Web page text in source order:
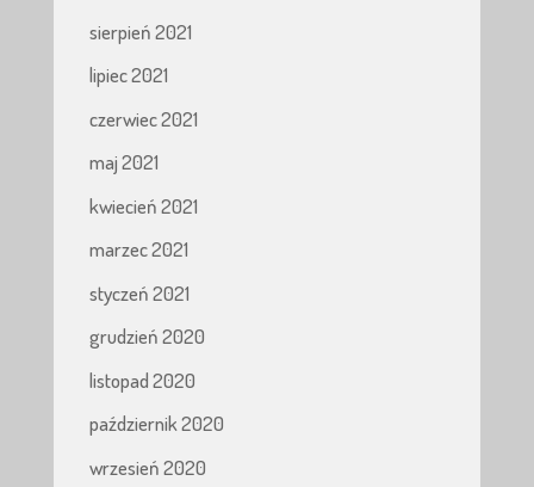
sierpień 2021
lipiec 2021
czerwiec 2021
maj 2021
kwiecień 2021
marzec 2021
styczeń 2021
grudzień 2020
listopad 2020
październik 2020
wrzesień 2020